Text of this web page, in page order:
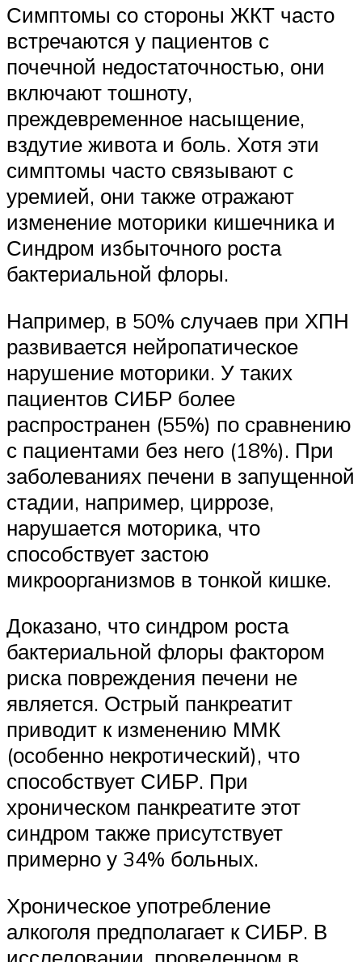
Симптомы со стороны ЖКТ часто
встречаются у пациентов с
почечной недостаточностью, они
включают тошноту,
преждевременное насыщение,
вздутие живота и боль. Хотя эти
симптомы часто связывают с
уремией, они также отражают
изменение моторики кишечника и
Синдром избыточного роста
бактериальной флоры.
Например, в 50% случаев при ХПН
развивается нейропатическое
нарушение моторики. У таких
пациентов СИБР более
распространен (55%) по сравнению
с пациентами без него (18%). При
заболеваниях печени в запущенной
стадии, например, циррозе,
нарушается моторика, что
способствует застою
микроорганизмов в тонкой кишке.
Доказано, что синдром роста
бактериальной флоры фактором
риска повреждения печени не
является. Острый панкреатит
приводит к изменению ММК
(особенно некротический), что
способствует СИБР. При
хроническом панкреатите этот
синдром также присутствует
примерно у 34% больных.
Хроническое употребление
алкоголя предполагает к СИБР. В